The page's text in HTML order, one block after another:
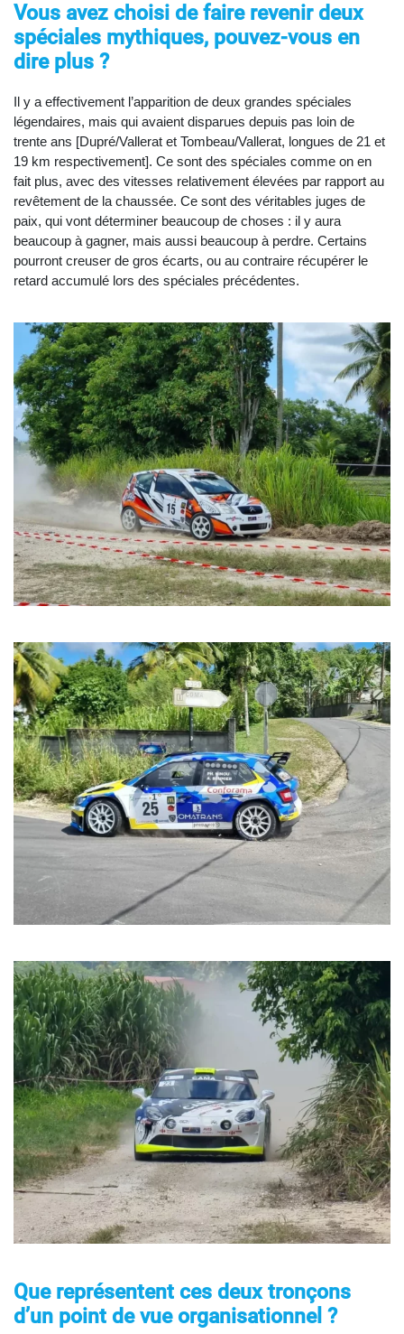
Vous avez choisi de faire revenir deux
spéciales mythiques, pouvez-vous en
dire plus ?
Il y a effectivement l’apparition de deux grandes spéciales
légendaires, mais qui avaient disparues depuis pas loin de
trente ans [Dupré/Vallerat et Tombeau/Vallerat, longues de 21 et
19 km respectivement]. Ce sont des spéciales comme on en
fait plus, avec des vitesses relativement élevées par rapport au
revêtement de la chaussée. Ce sont des véritables juges de
paix, qui vont déterminer beaucoup de choses : il y aura
beaucoup à gagner, mais aussi beaucoup à perdre. Certains
pourront creuser de gros écarts, ou au contraire récupérer le
retard accumulé lors des spéciales précédentes.
Que représentent ces deux tronçons
d’un point de vue organisationnel ?